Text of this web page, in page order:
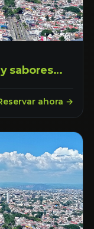
sabores
ahora →